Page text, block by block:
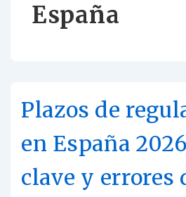
España
Plazos de
en España
clave y errores